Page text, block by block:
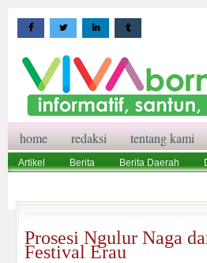
home redaksi tentang kami
Artikel Berita Berita Daerah
Prosesi Ngulur Naga
Festival Erau